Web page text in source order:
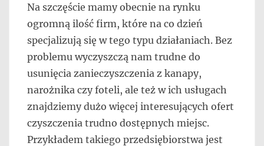
Na szczęście mamy obecnie na rynku
ogromną ilość firm, które na co dzień
specjalizują się w tego typu działaniach. Bez
problemu wyczyszczą nam trudne do
usunięcia zanieczyszczenia z kanapy,
narożnika czy foteli, ale też w ich usługach
znajdziemy dużo więcej interesujących ofert
czyszczenia trudno dostępnych miejsc.
Przykładem takiego przedsiębiorstwa jest